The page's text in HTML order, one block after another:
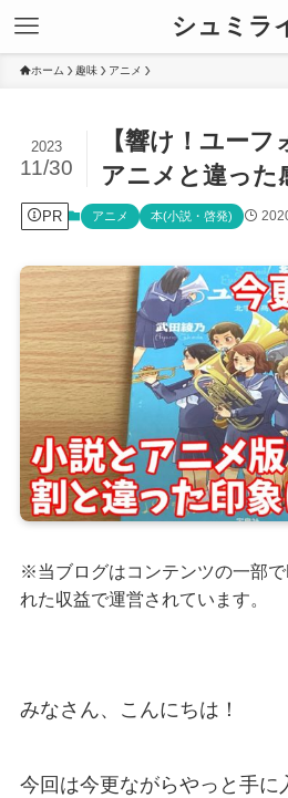
シュミラ
ホーム 趣味 アニメ
【響け！ユー
アニメと違った
2023
11/30
PR アニメ 本(小説・啓発)
※当ブログはコンテンツの一部
れた収益で運営されています。
みなさん、こんにちは！
今回は今更ながらやっと手に